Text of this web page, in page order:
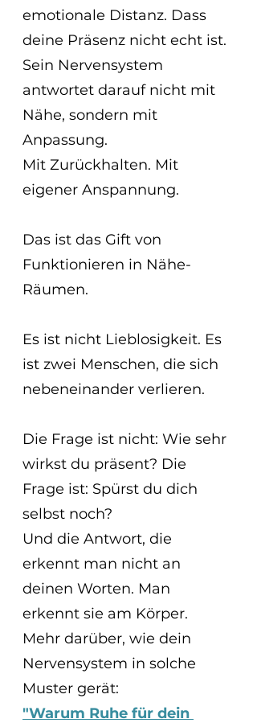
emotionale Distanz. Dass
deine Präsenz nicht echt ist.
Sein Nervensystem
antwortet darauf nicht mit
Nähe, sondern mit
Anpassung.
Mit Zurückhalten. Mit
eigener Anspannung.
Das ist das Gift von
Funktionieren in Nähe-
Räumen.
Es ist nicht Lieblosigkeit. Es
ist zwei Menschen, die sich
nebeneinander verlieren.
Die Frage ist nicht: Wie sehr
wirkst du präsent? Die
Frage ist: Spürst du dich
selbst noch?
Und die Antwort, die
erkennt man nicht an
deinen Worten. Man
erkennt sie am Körper.
Mehr darüber, wie dein
Nervensystem in solche
Muster gerät:
"Warum Ruhe für dein